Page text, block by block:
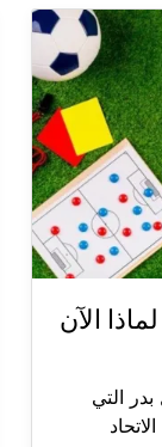
الآن
التي